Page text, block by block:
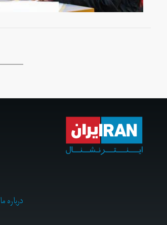
درباره ما